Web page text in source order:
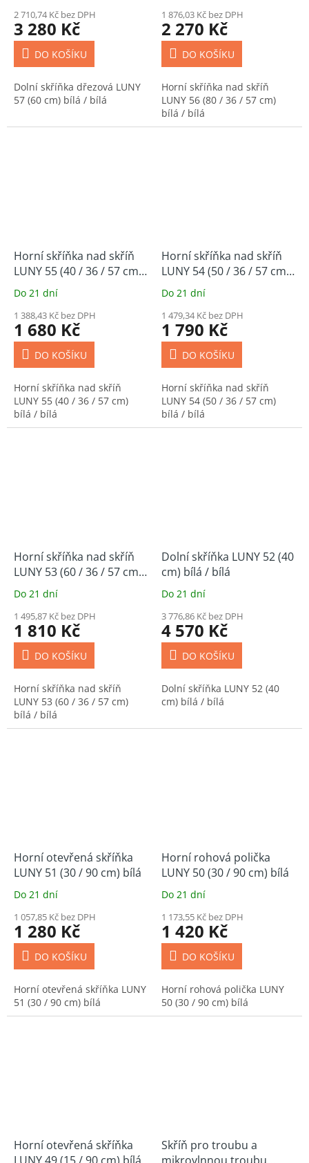
2 710,74 Kč bez DPH
3 280 Kč
DO KOŠÍKU
Dolní skříňka dřezová LUNY
57 (60 cm) bílá / bílá
1 876,03 Kč bez DPH
2 270 Kč
DO KOŠÍKU
Horní skříňka nad skříň
LUNY 56 (80 / 36 / 57 cm)
bílá / bílá
Horní skříňka nad skříň
LUNY 55 (40 / 36 / 57 cm)
bílá / bílá
Do 21 dní
1 388,43 Kč bez DPH
1 680 Kč
DO KOŠÍKU
Horní skříňka nad skříň
LUNY 55 (40 / 36 / 57 cm)
bílá / bílá
Horní skříňka nad skříň
LUNY 54 (50 / 36 / 57 cm)
bílá / bílá
Do 21 dní
1 479,34 Kč bez DPH
1 790 Kč
DO KOŠÍKU
Horní skříňka nad skříň
LUNY 54 (50 / 36 / 57 cm)
bílá / bílá
Horní skříňka nad skříň
LUNY 53 (60 / 36 / 57 cm)
bílá / bílá
Do 21 dní
1 495,87 Kč bez DPH
1 810 Kč
DO KOŠÍKU
Horní skříňka nad skříň
LUNY 53 (60 / 36 / 57 cm)
bílá / bílá
Dolní skříňka LUNY 52 (40
cm) bílá / bílá
Do 21 dní
3 776,86 Kč bez DPH
4 570 Kč
DO KOŠÍKU
Dolní skříňka LUNY 52 (40
cm) bílá / bílá
Horní otevřená skříňka
LUNY 51 (30 / 90 cm) bílá
Do 21 dní
1 057,85 Kč bez DPH
1 280 Kč
DO KOŠÍKU
Horní otevřená skříňka LUNY
51 (30 / 90 cm) bílá
Horní rohová polička
LUNY 50 (30 / 90 cm) bílá
Do 21 dní
1 173,55 Kč bez DPH
1 420 Kč
DO KOŠÍKU
Horní rohová polička LUNY
50 (30 / 90 cm) bílá
Horní otevřená skříňka
Skříň pro troubu a